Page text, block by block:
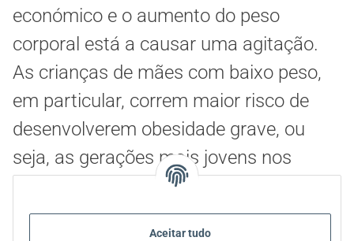
Aceitar tudo
económico e o aumento do peso
corporal está a causar uma agitação.
As crianças de mães com baixo peso,
em particular, correm maior risco de
desenvolverem obesidade grave, ou
seja, as gerações mais jovens nos
países emergentes.